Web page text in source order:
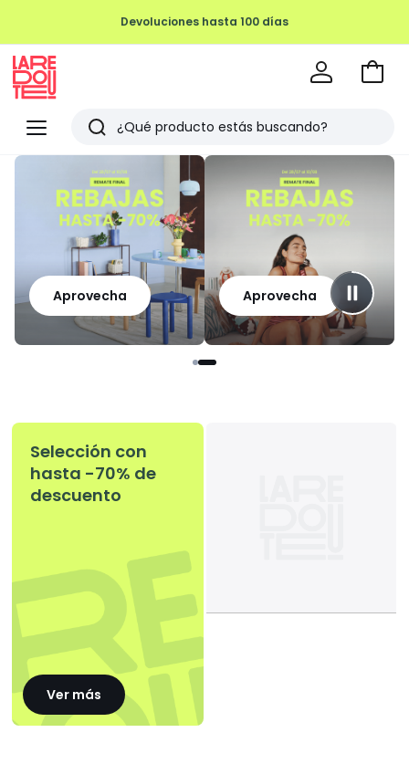
Devoluciones hasta 100 días
Menu
Redoute
Buscar
Últimos
artículos
vistos
Ir
Aprovecha Aprovecha
Selección con
hasta -70% de
descuento
Ver más